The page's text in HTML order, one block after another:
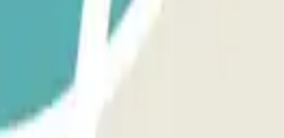
cogiste a la entrada. Importante: